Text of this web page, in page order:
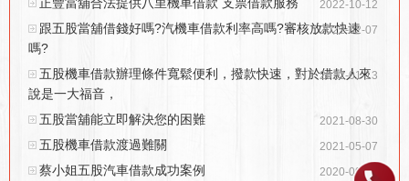
2022-10-12
跟五股當舖借錢好嗎?汽機車借款利率高嗎?審核放款快速
嗎?
2022-02-07
五股機車借款辦理條件寬鬆便利，撥款快速，對於借款人來
說是一大福音，
2022-01-13
五股當舖能立即解決您的困難 2021-08-30
五股機車借款渡過難關 2021-05-07
蔡小姐五股汽車借款成功案例 2020-09-09